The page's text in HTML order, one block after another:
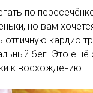
по
но вам
кардио
бег. Это
к восхождению.